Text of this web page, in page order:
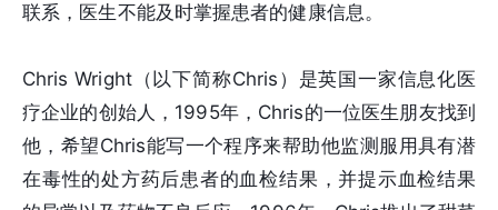
联系，医生不能及时掌握患者的健康信息。
Chris Wright（以下简称Chris）是英国一家信息化医
疗企业的创始人，1995年，Chris的一位医生朋友找到
他，希望Chris能写一个程序来帮助他监测服用具有潜
在毒性的处方药后患者的血检结果，并提示血检结果